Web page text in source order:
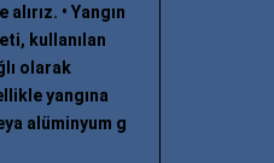
• Yangın
kullanılan
olarak
yangına
alüminyum g